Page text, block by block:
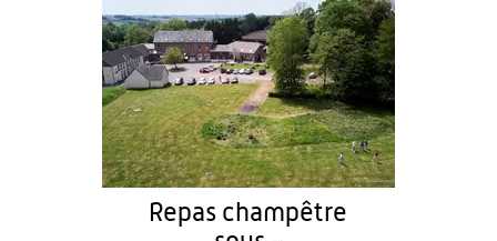
Repas champêtre